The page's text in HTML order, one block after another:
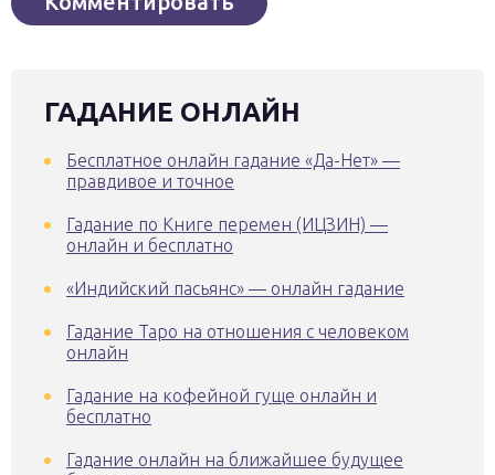
ГАДАНИЕ ОНЛАЙН
Бесплатное онлайн гадание «Да-Нет» —
правдивое и точное
Гадание по Книге перемен (ИЦЗИН) —
онлайн и бесплатно
«Индийский пасьянс» — онлайн гадание
Гадание Таро на отношения с человеком
онлайн
Гадание на кофейной гуще онлайн и
бесплатно
Гадание онлайн на ближайшее будущее